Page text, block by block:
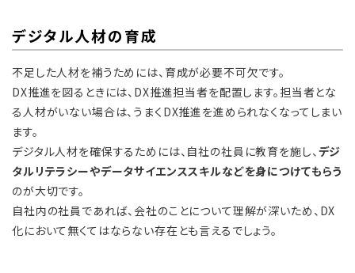
デジタル人材の育成
不足した人材を補うためには、育成が必要不可欠です。
DX推進を図るときには、DX推進担当者を配置します。担当者とな
る人材がいない場合は、うまくDX推進を進められなくなってしまい
ます。
デジタル人材を確保するためには、自社の社員に教育を施し、 デジ
タルリテラシーやデータサイエンススキルなどを身につけてもらう
のが大切です。
自社内の社員であれば、会社のことについて理解が深いため、DX
化において無くてはならない存在とも言えるでしょう。